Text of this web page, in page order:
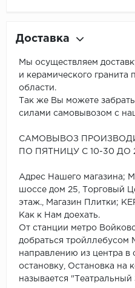
Доставка
Мы осуществляем
и керамического
области.
Так же Вы можете
силами самовывозом с
САМОВЫВОЗ
ПО ПЯТНИЦУ С 10-30 ДО
Адрес Нашего магазина;
шоссе дом 25, Торговый
этаж., Магазин Плитки;
Как к Нам доехать.
От станции метро
добраться
направлению из центра в
остановку, Остановка на
называется "Театральный